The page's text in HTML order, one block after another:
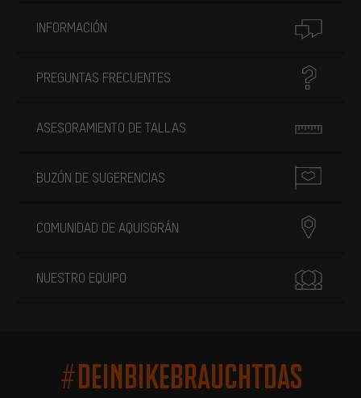
INFORMACIÓN
PREGUNTAS FRECUENTES
ASESORAMIENTO DE TALLAS
BUZÓN DE SUGERENCIAS
COMUNIDAD DE AQUISGRÁN
NUESTRO EQUIPO
#DEINBIKEBRAUCHTDAS